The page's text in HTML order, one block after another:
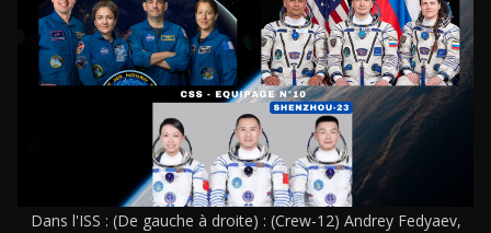
Dans l'ISS : (De gauche à droite) : (Crew-12) Andrey Fedyaev,